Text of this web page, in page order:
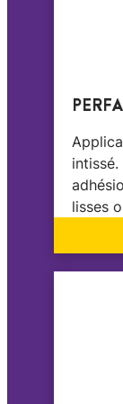
lisses